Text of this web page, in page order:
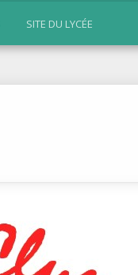
SITE DU LYCÉE